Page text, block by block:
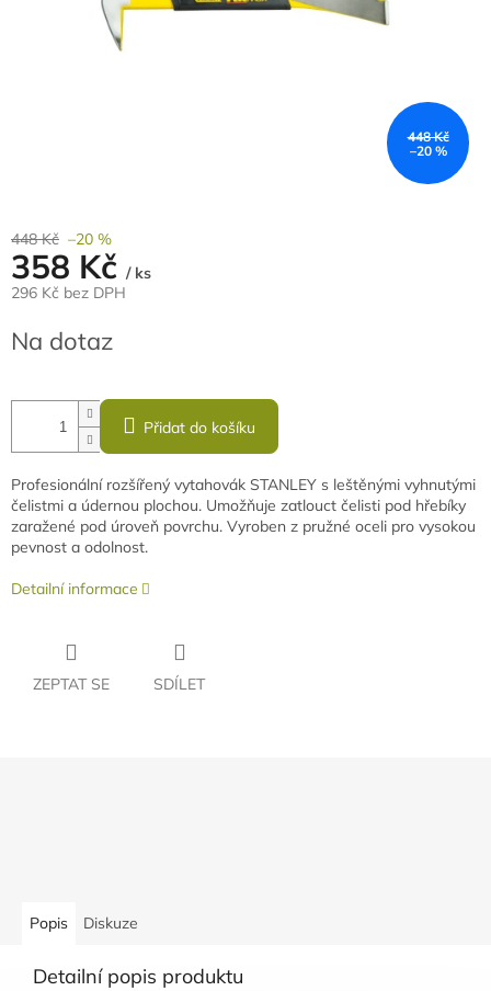
448 Kč
–20 %
448 Kč –20 %
358 Kč / ks
296 Kč bez DPH
cena:
Na dotaz
Přidat do košíku
Profesionální rozšířený vytahovák STANLEY s leštěnými vyhnutými
čelistmi a údernou plochou. Umožňuje zatlouct čelisti pod hřebíky
zaražené pod úroveň povrchu. Vyroben z pružné oceli pro vysokou
pevnost a odolnost.
Detailní informace
ZEPTAT SE SDÍLET
Popis Diskuze
Detailní popis produktu